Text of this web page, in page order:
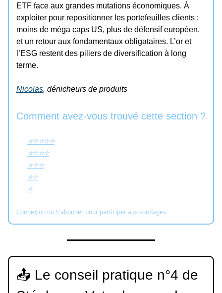
ETF face aux grandes mutations économiques. À
exploiter pour repositionner les portefeuilles clients :
moins de méga caps US, plus de défensif européen,
et un retour aux fondamentaux obligataires. L’or et
l’ESG restent des piliers de diversification à long
terme.
Nicolas, dénicheurs de produits
Comment avez-vous trouvé cette section ?
⭐️⭐️⭐️⭐️⭐️
⭐️⭐️⭐️⭐️
⭐️⭐️⭐️
⭐️⭐️
⭐️
ConnexionouS'abonner pour participer aux sondages.
📤 Le conseil pratique n°4 de